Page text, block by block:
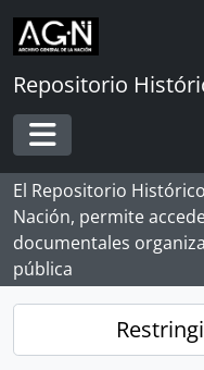
Skip to main content
Repositorio
Toggle navigation
El Repositorio
Nación, permite
documentales
pública